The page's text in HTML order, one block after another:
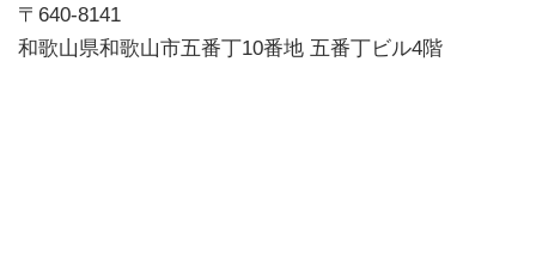
〒640-8141
和歌山県和歌山市五番丁10番地 五番丁ビル4階